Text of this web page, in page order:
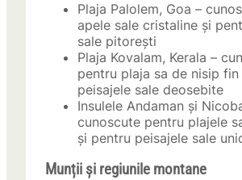
Plaja Palolem, Goa –
apele sale cristaline și
sale pitorești
Plaja Kovalam, Kerala –
pentru plaja sa de nisip
peisajele sale deosebite
Insulele Andaman și
cunoscute pentru plajele
și pentru peisajele sale
Munții și regiunile montane